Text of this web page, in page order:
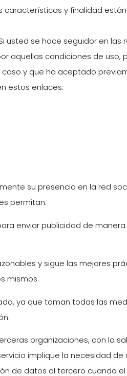
características y finalidad
usted se hace seguidor en las
aquellas condiciones de uso,
y que ha aceptado
estos enlaces:
su presencia en la red
permitan.
enviar publicidad de manera
y sigue las mejores
mismos.
ya que toman todas las
organizaciones, con la
implique la necesidad
de datos al tercero cuando el